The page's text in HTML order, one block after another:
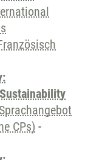
CPs) -